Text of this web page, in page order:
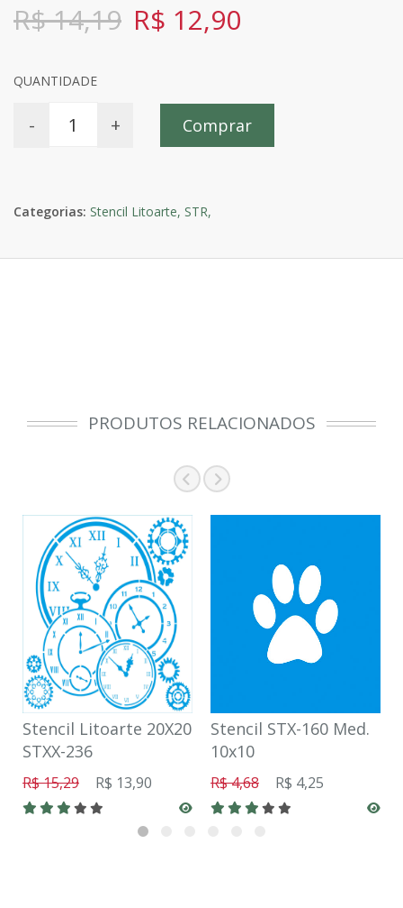
R$ 14,19 R$ 12,90
QUANTIDADE
- + Comprar
Categorias: Stencil Litoarte, STR,
PRODUTOS RELACIONADOS
Stencil Litoarte 20X20
STXX-236
R$ 15,29 R$ 13,90
Stencil STX-160 Med.
10x10
R$ 4,68 R$ 4,25